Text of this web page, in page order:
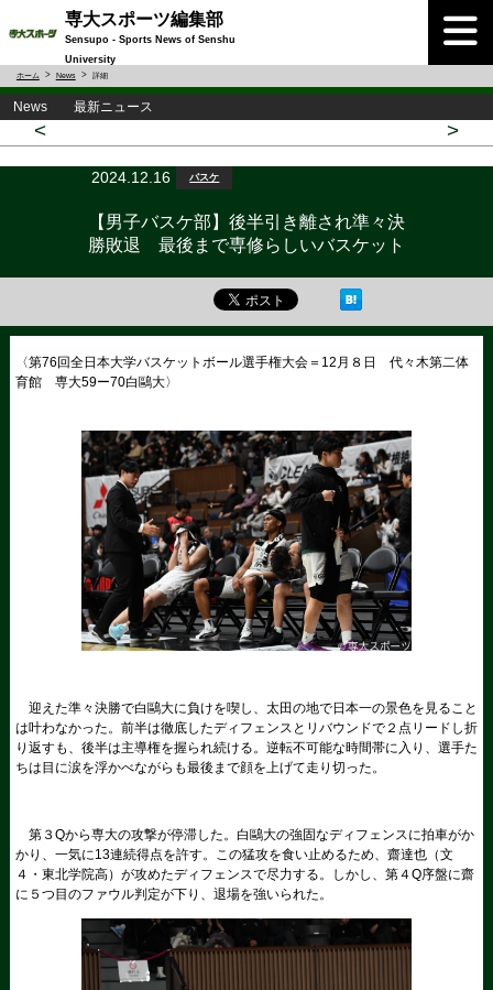
専大スポーツ編集部
Sensupo - Sports News of Senshu
University
ホーム News 詳細
News 最新ニュース
< >
2024.12.16 バスケ
【男子バスケ部】後半引き離され準々決
勝敗退 最後まで専修らしいバスケット
〈第76回全日本大学バスケットボール選手権大会＝12月８日 代々木第二体
育館 専大59ー70白鷗大〉
迎えた準々決勝で白鷗大に負けを喫し、太田の地で日本一の景色を見ること
は叶わなかった。前半は徹底したディフェンスとリバウンドで２点リードし折
り返すも、後半は主導権を握られ続ける。逆転不可能な時間帯に入り、選手た
ちは目に涙を浮かべながらも最後まで顔を上げて走り切った。
第３Qから専大の攻撃が停滞した。白鷗大の強固なディフェンスに拍車がか
かり、一気に13連続得点を許す。この猛攻を食い止めるため、齋達也（文
４・東北学院高）が攻めたディフェンスで尽力する。しかし、第４Q序盤に齋
に５つ目のファウル判定が下り、退場を強いられた。